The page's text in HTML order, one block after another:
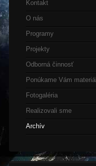
Kontakt
O nás
Programy
Projekty
Odborná činnosť
Ponúkame Vám
Fotogaléria
Realizovali sme
Archív